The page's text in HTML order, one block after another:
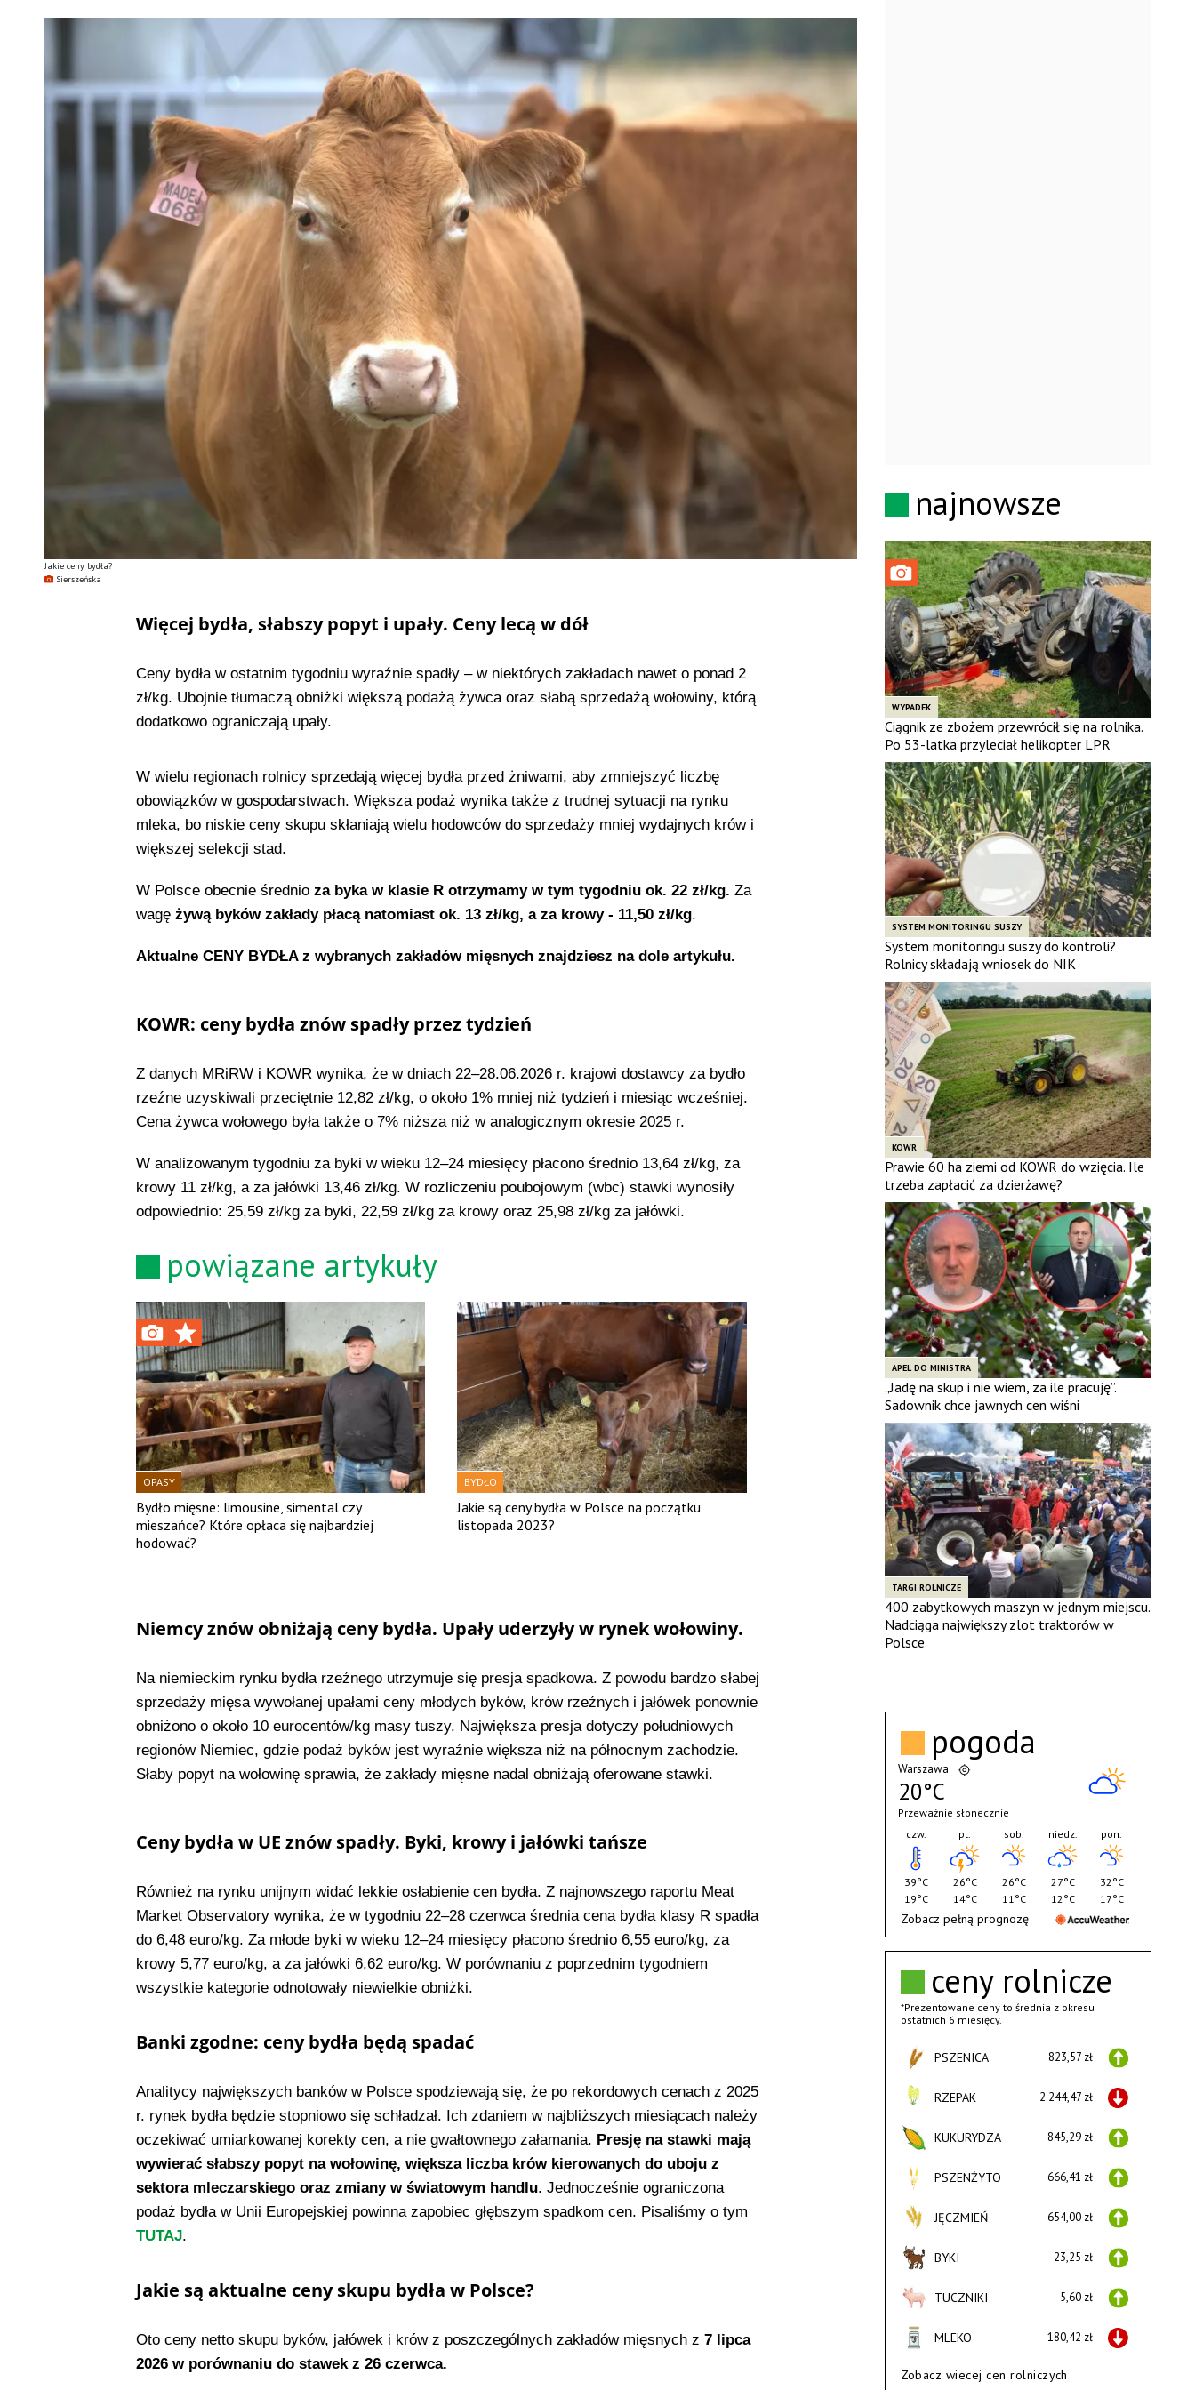
Jakie ceny bydła?
Sierszeńska
Więcej bydła, słabszy popyt i upały. Ceny lecą w dół
Ceny bydła w ostatnim tygodniu wyraźnie spadły – w niektórych zakładach nawet o ponad 2
zł/kg. Ubojnie tłumaczą obniżki większą podażą żywca oraz słabą sprzedażą wołowiny, którą
dodatkowo ograniczają upały.
W wielu regionach rolnicy sprzedają więcej bydła przed żniwami, aby zmniejszyć liczbę
obowiązków w gospodarstwach. Większa podaż wynika także z trudnej sytuacji na rynku
mleka, bo niskie ceny skupu skłaniają wielu hodowców do sprzedaży mniej wydajnych krów i
większej selekcji stad.
W Polsce obecnie średnio za byka w klasie R otrzymamy w tym tygodniu ok. 22 zł/kg. Za
wagę żywą byków zakłady płacą natomiast ok. 13 zł/kg, a za krowy - 11,50 zł/kg.
Aktualne CENY BYDŁA z wybranych zakładów mięsnych znajdziesz na dole artykułu.
KOWR: ceny bydła znów spadły przez tydzień
Z danych MRiRW i KOWR wynika, że w dniach 22–28.06.2026 r. krajowi dostawcy za bydło
rzeźne uzyskiwali przeciętnie 12,82 zł/kg, o około 1% mniej niż tydzień i miesiąc wcześniej.
Cena żywca wołowego była także o 7% niższa niż w analogicznym okresie 2025 r.
W analizowanym tygodniu za byki w wieku 12–24 miesięcy płacono średnio 13,64 zł/kg, za
krowy 11 zł/kg, a za jałówki 13,46 zł/kg. W rozliczeniu poubojowym (wbc) stawki wynosiły
odpowiednio: 25,59 zł/kg za byki, 22,59 zł/kg za krowy oraz 25,98 zł/kg za jałówki.
powiązane artykuły
OPASY
Bydło mięsne: limousine, simental czy
mieszańce? Które opłaca się najbardziej
hodować?
BYDŁO
Jakie są ceny bydła w Polsce na początku
listopada 2023?
Niemcy znów obniżają ceny bydła. Upały uderzyły w rynek wołowiny.
Na niemieckim rynku bydła rzeźnego utrzymuje się presja spadkowa. Z powodu bardzo słabej
sprzedaży mięsa wywołanej upałami ceny młodych byków, krów rzeźnych i jałówek ponownie
obniżono o około 10 eurocentów/kg masy tuszy. Największa presja dotyczy południowych
regionów Niemiec, gdzie podaż byków jest wyraźnie większa niż na północnym zachodzie.
Słaby popyt na wołowinę sprawia, że zakłady mięsne nadal obniżają oferowane stawki.
Ceny bydła w UE znów spadły. Byki, krowy i jałówki tańsze
Również na rynku unijnym widać lekkie osłabienie cen bydła. Z najnowszego raportu Meat
Market Observatory wynika, że w tygodniu 22–28 czerwca średnia cena bydła klasy R spadła
do 6,48 euro/kg. Za młode byki w wieku 12–24 miesięcy płacono średnio 6,55 euro/kg, za
krowy 5,77 euro/kg, a za jałówki 6,62 euro/kg. W porównaniu z poprzednim tygodniem
wszystkie kategorie odnotowały niewielkie obniżki.
Banki zgodne: ceny bydła będą spadać
Analitycy największych banków w Polsce spodziewają się, że po rekordowych cenach z 2025
r. rynek bydła będzie stopniowo się schładzał. Ich zdaniem w najbliższych miesiącach należy
oczekiwać umiarkowanej korekty cen, a nie gwałtownego załamania. Presję na stawki mają
wywierać słabszy popyt na wołowinę, większa liczba krów kierowanych do uboju z
sektora mleczarskiego oraz zmiany w światowym handlu. Jednocześnie ograniczona
podaż bydła w Unii Europejskiej powinna zapobiec głębszym spadkom cen. Pisaliśmy o tym
TUTAJ.
Jakie są aktualne ceny skupu bydła w Polsce?
Oto ceny netto skupu byków, jałówek i krów z poszczególnych zakładów mięsnych z 7 lipca
2026 w porównaniu do stawek z 26 czerwca.
najnowsze
WYPADEK
Ciągnik ze zbożem przewrócił się na rolnika.
Po 53-latka przyleciał helikopter LPR
SYSTEM MONITORINGU SUSZY
System monitoringu suszy do kontroli?
Rolnicy składają wniosek do NIK
KOWR
Prawie 60 ha ziemi od KOWR do wzięcia. Ile
trzeba zapłacić za dzierżawę?
APEL DO MINISTRA
„Jadę na skup i nie wiem, za ile pracuję”.
Sadownik chce jawnych cen wiśni
TARGI ROLNICZE
400 zabytkowych maszyn w jednym miejscu.
Nadciąga największy zlot traktorów w
Polsce
ceny rolnicze
*Prezentowane ceny to średnia z okresu
ostatnich 6 miesięcy.
PSZENICA 823,57 zł
RZEPAK 2.244,47 zł
KUKURYDZA 845,29 zł
PSZENŻYTO 666,41 zł
JĘCZMIEŃ 654,00 zł
BYKI 23,25 zł
TUCZNIKI 5,60 zł
MLEKO 180,42 zł
Zobacz wiecej cen rolniczych
pogoda
Warszawa
20°C
Przeważnie słonecznie
czw.
39°C
19°C
pt.
26°C
14°C
sob.
26°C
11°C
niedz.
27°C
12°C
pon.
32°C
17°C
Zobacz pełną prognozę